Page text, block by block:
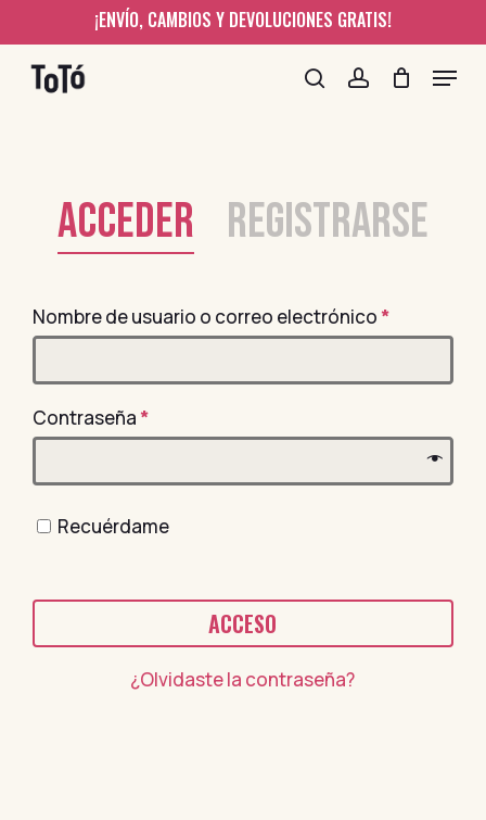
main
content
¡ENVÍO, CAMBIOS Y DEVOLUCIONES GRATIS!
searchaccount
Menu
ACCEDER REGISTRARSE
Nombre de usuario o correo electrónico *
Contraseña *
Recuérdame
ACCESO
¿Olvidaste la contraseña?